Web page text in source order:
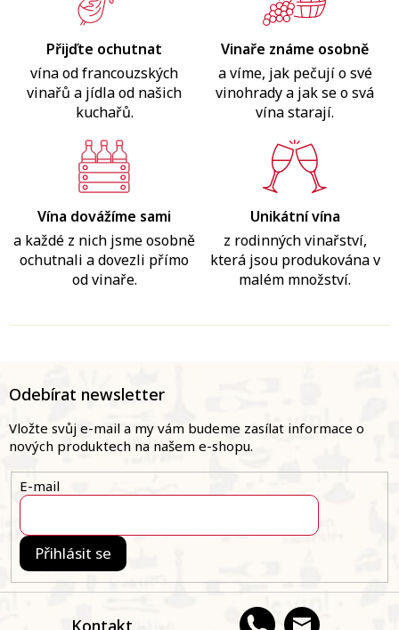
Přijďte ochutnat
vína od francouzských
vinařů a jídla od našich
kuchařů.
Vinaře známe osobně
a víme, jak pečují o své
vinohrady a jak se o svá
vína starají.
Vína dovážíme sami
a každé z nich jsme osobně
ochutnali a dovezli přímo
od vinaře.
Unikátní vína
z rodinných vinařství,
která jsou produkována v
malém množství.
a
Kontakt
Odebírat newsletter
Vložte svůj e-mail a my vám budeme zasílat informace o
nových produktech na našem e-shopu.
E-mail
Přihlásit se